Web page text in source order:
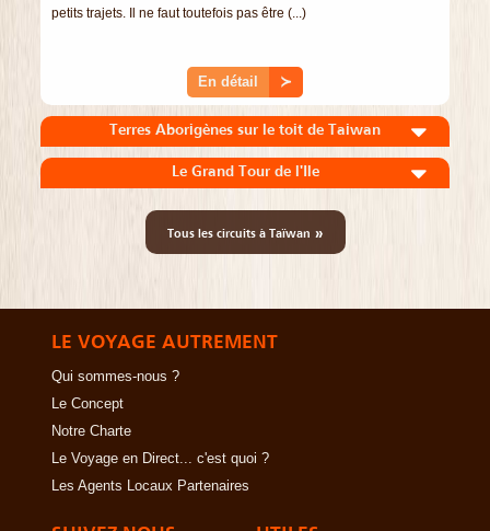
petits trajets. Il ne faut toutefois pas être (...)
En détail ≻
Terres Aborigènes sur le toit de Taiwan
Le Grand Tour de l'Ile
Tous les circuits à Taïwan »
LE VOYAGE AUTREMENT
Qui sommes-nous ?
Le Concept
Notre Charte
Le Voyage en Direct... c'est quoi ?
Les Agents Locaux Partenaires